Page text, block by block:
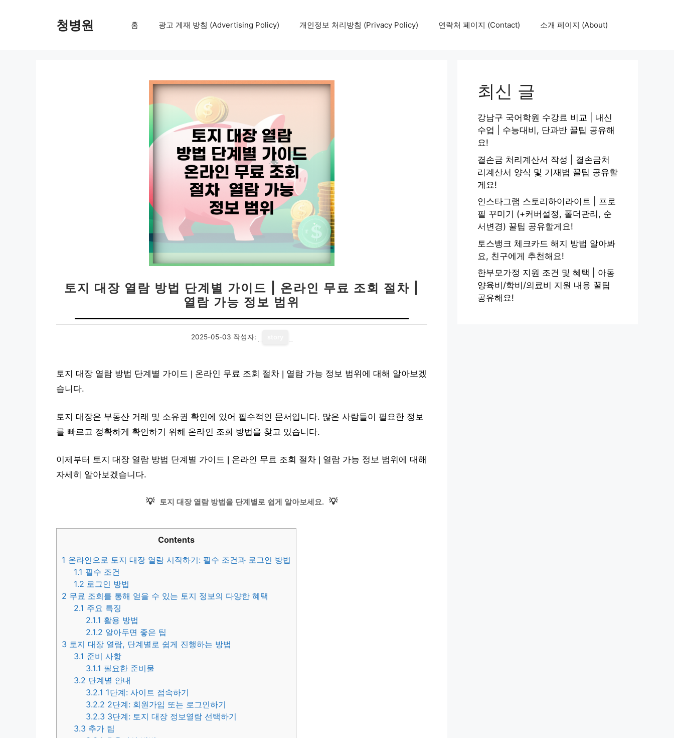
청병원 홈 광고 게재 방침 (Advertising Policy) 개인정보 처리방침 (Privacy Policy) 연락처 페이지 (Contact) 소개 페이지 (About)
토지 대장 열람 방법 단계별 가이드 | 온라인 무료 조회 절차 |
열람 가능 정보 범위
2025-05-03 작성자:
토지 대장 열람 방법 단계별 가이드 | 온라인 무료 조회 절차 | 열람 가능 정보 범위에 대해 알아보겠
습니다.
토지 대장은 부동산 거래 및 소유권 확인에 있어 필수적인 문서입니다. 많은 사람들이 필요한 정보
를 빠르고 정확하게 확인하기 위해 온라인 조회 방법을 찾고 있습니다.
이제부터 토지 대장 열람 방법 단계별 가이드 | 온라인 무료 조회 절차 | 열람 가능 정보 범위에 대해
자세히 알아보겠습니다.
💡 토지 대장 열람 방법을 단계별로 쉽게 알아보세요. 💡
Contents
1 온라인으로 토지 대장 열람 시작하기: 필수 조건과 로그인 방법
1.1 필수 조건
1.2 로그인 방법
2 무료 조회를 통해 얻을 수 있는 토지 정보의 다양한 혜택
2.1 주요 특징
2.1.1 활용 방법
2.1.2 알아두면 좋은 팁
3 토지 대장 열람, 단계별로 쉽게 진행하는 방법
3.1 준비 사항
3.1.1 필요한 준비물
3.2 단계별 안내
3.2.1 1단계: 사이트 접속하기
3.2.2 2단계: 회원가입 또는 로그인하기
3.2.3 3단계: 토지 대장 정보열람 선택하기
3.3 추가 팁
최신 글
강남구 국어학원 수강료 비교 | 내신
수업 | 수능대비, 단과반 꿀팁 공유해
요!
결손금 처리계산서 작성 | 결손금처
리계산서 양식 및 기재법 꿀팁 공유할
게요!
인스타그램 스토리하이라이트 | 프로
필 꾸미기 (+커버설정, 폴더관리, 순
서변경) 꿀팁 공유할게요!
토스뱅크 체크카드 해지 방법 알아봐
요, 친구에게 추천해요!
한부모가정 지원 조건 및 혜택 | 아동
양육비/학비/의료비 지원 내용 꿀팁
공유해요!